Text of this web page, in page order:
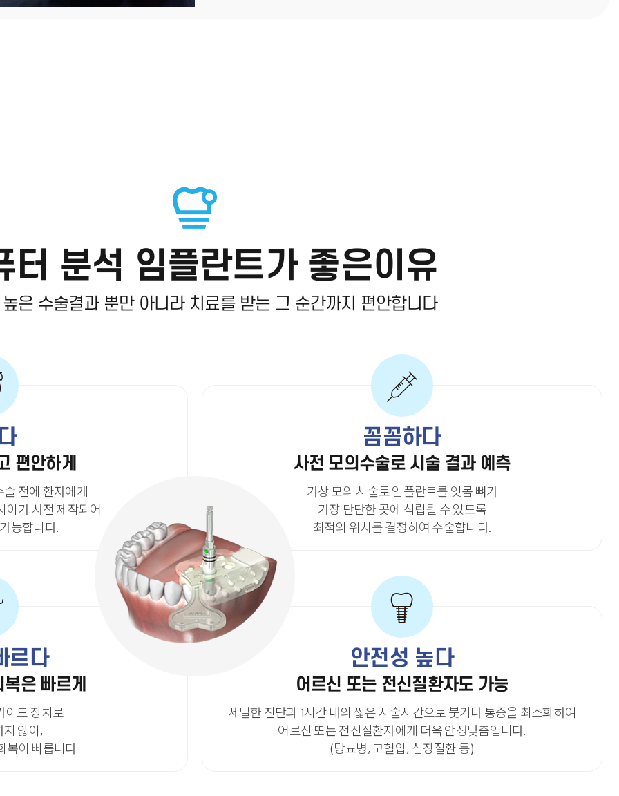
터 분석 임플란트가 좋은이유
은 수술결과 뿐만 아니라 치료를 받는 그 순간까지 편안합니다
편안하게
전에 환자에게
아가 사전 제작되어
능합니다.
꼼꼼하다
사전 모의수술로 시술 결과 예측
가상 모의 시술로 임플란트를 잇몸 뼈가
가장 단단한 곳에 식립될 수 있도록
최적의 위치를 결정하여 수술합니다.
르다
은 빠르게
이드 장치로
지 않아,
복이 빠릅니다
안전성 높다
어르신 또는 전신질환자도 가능
세밀한 진단과 1시간 내의 짧은 시술시간으로 붓기나 통증을 최소화하여
어르신 또는 전신질환자에게 더욱 안성맞춤입니다.
(당뇨병, 고혈압, 심장질환 등)